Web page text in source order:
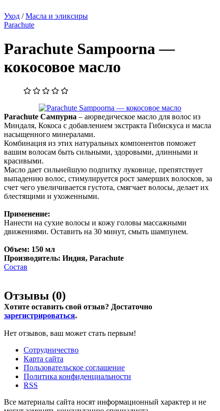
Уход /Масла и эликсиры
Parachute
Parachute Sampoorna —
кокосовое масло
Parachute Сампурна – аюрведическое масло для волос из
Миндаля, Кокоса с добавлением экстракта Гибискуса и масла
насыщенного минералами.
Комбинация из этих натуральных компонентов поможет
вашим волосам быть сильными, здоровыми, длинными и
красивыми.
Масло дает сильнейшую подпитку луковице, препятствует
выпадению волос, стимулируется рост замерших волосков, за
счет чего увеличивается густота, смягчает волосы, делает их
блестящими и ухоженными.
Применение:
Нанести на сухие волосы и кожу головы массажными
движениями. Оставить на 30 минут, смыть шампунем.
Объем: 150 мл
Производитель: Индия, Parachute
Состав
Отзывы (0)
Хотите оставить свой отзыв? Достаточно
зарегистрироваться.
Нет отзывов, ваш может стать первым!
Сотрудничество
Карта сайта
Пользовательское соглашение
Политика конфиденциальности
RSS
Все материалы сайта носят информационный характер и не